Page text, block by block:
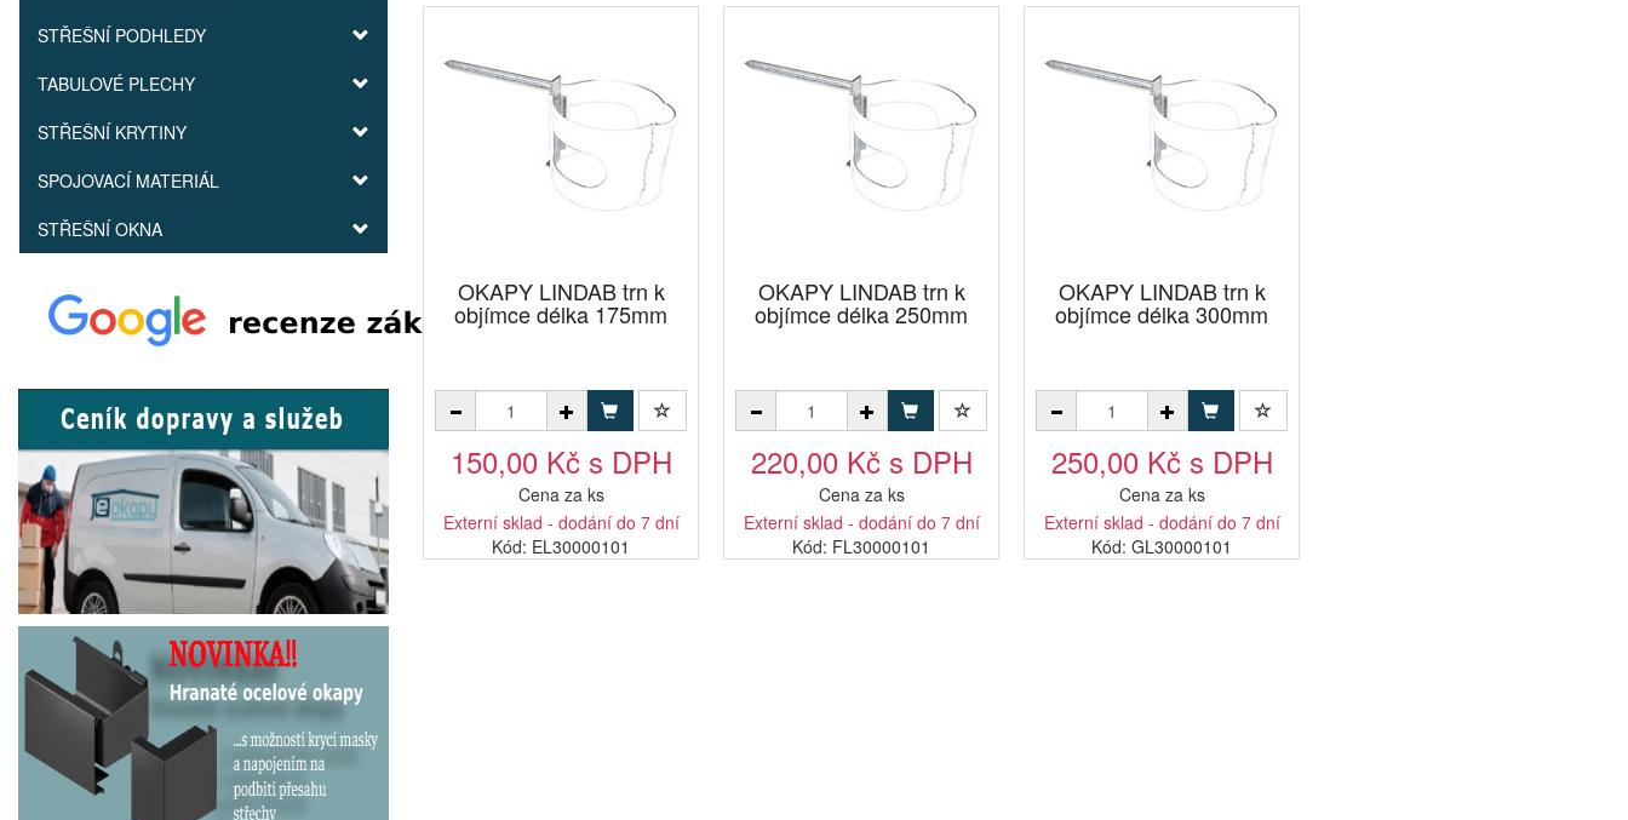
STŘEŠNÍ PODHLEDY
TABULOVÉ PLECHY
STŘEŠNÍ KRYTINY
SPOJOVACÍ MATERIÁL
STŘEŠNÍ OKNA
OKAPY LINDAB trn k
objímce délka 175mm
150,00 Kč s DPH
Cena za ks
Externí sklad - dodání do 7 dní
Kód: EL30000101
OKAPY LINDAB trn k
objímce délka 250mm
220,00 Kč s DPH
Cena za ks
Externí sklad - dodání do 7 dní
Kód: FL30000101
OKAPY LINDAB trn k
objímce délka 300mm
250,00 Kč s DPH
Cena za ks
Externí sklad - dodání do 7 dní
Kód: GL30000101